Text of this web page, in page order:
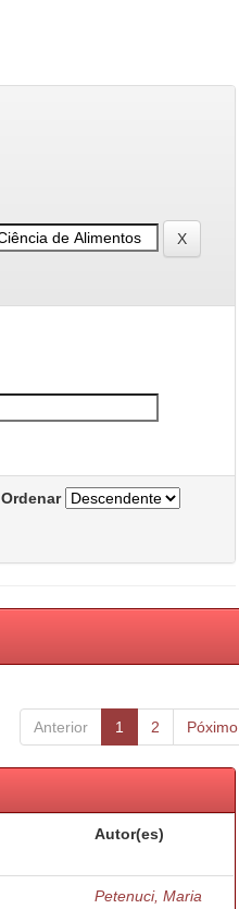
Ordenar
Anterior 1 2 Póximo
Autor(es)
Petenuci, Maria